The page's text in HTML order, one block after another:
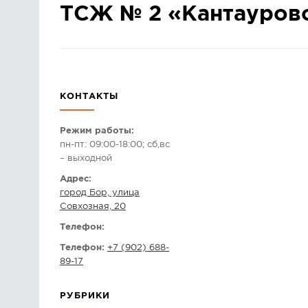
ТСЖ № 2
КОНТАКТЫ
Режим работы:
пн-пт: 09:00-18:00; сб,вс
– выходной
Адрес:
город Бор, улица
Совхозная, 20
Телефон:
Телефон: +7 (902) 688-
89-17
РУБРИКИ